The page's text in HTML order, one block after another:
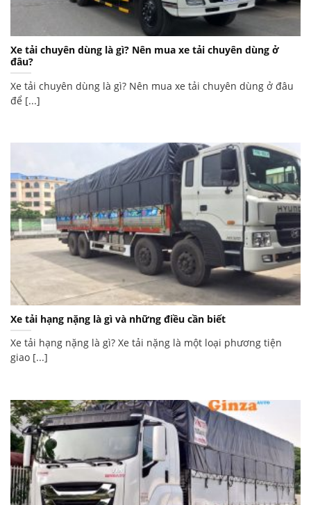
Xe tải chuyên dùng là gì? Nên mua xe tải chuyên dùng ở
đâu?
Xe tải chuyên dùng là gì? Nên mua xe tải chuyên dùng ở đâu
để [...]
Xe tải hạng nặng là gì và những điều cần biết
Xe tải hạng nặng là gì? Xe tải nặng là một loại phương tiện
giao [...]